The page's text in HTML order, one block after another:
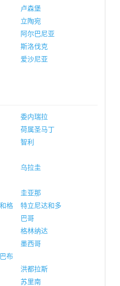
卢森堡
立陶宛
阿尔巴尼亚
斯洛伐克
爱沙尼亚
委内瑞拉
荷属圣马丁
智利
乌拉圭
圭亚那
格
特立尼达和多
巴哥
格林纳达
墨西哥
布
洪都拉斯
苏里南